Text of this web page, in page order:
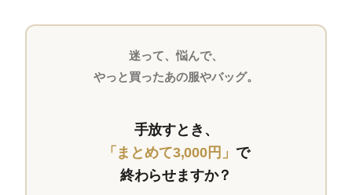
迷って、悩んで、
やっと買ったあの服やバッグ。
手放すとき、
「まとめて3,000円」 で
終わらせますか？